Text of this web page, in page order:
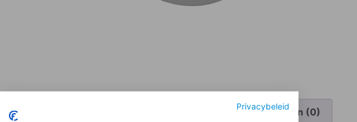
Privacybeleid
Beoordelingen (0)